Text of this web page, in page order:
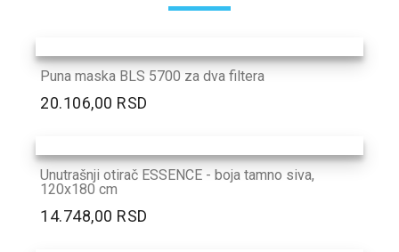
Puna maska BLS 5700 za dva filtera
20.106,00 RSD
Unutrašnji otirač ESSENCE - boja tamno siva,
120x180 cm
14.748,00 RSD